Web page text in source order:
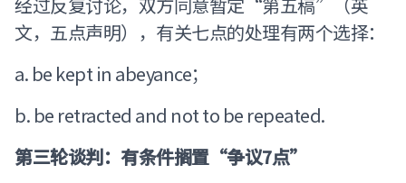
文，五点声明），有关七点的处理有两个选择：
a. be kept in abeyance；
b. be retracted and not to be repeated.
第三轮谈判：有条件搁置“争议7点”